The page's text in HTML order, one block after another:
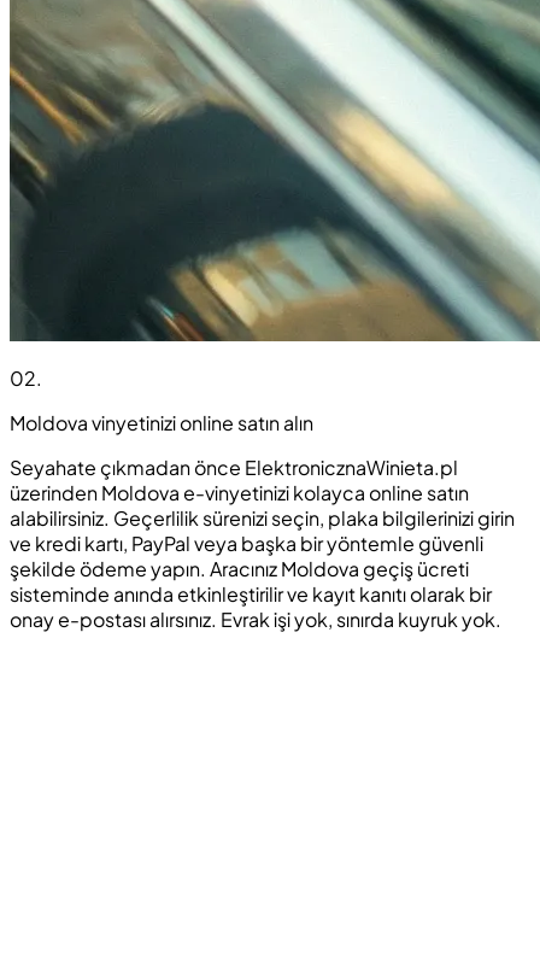
02.
Moldova vinyetinizi online satın alın
Seyahate çıkmadan önce ElektronicznaWinieta.pl
üzerinden Moldova e-vinyetinizi kolayca online satın
alabilirsiniz. Geçerlilik sürenizi seçin, plaka bilgilerinizi girin
ve kredi kartı, PayPal veya başka bir yöntemle güvenli
şekilde ödeme yapın. Aracınız Moldova geçiş ücreti
sisteminde anında etkinleştirilir ve kayıt kanıtı olarak bir
onay e-postası alırsınız. Evrak işi yok, sınırda kuyruk yok.